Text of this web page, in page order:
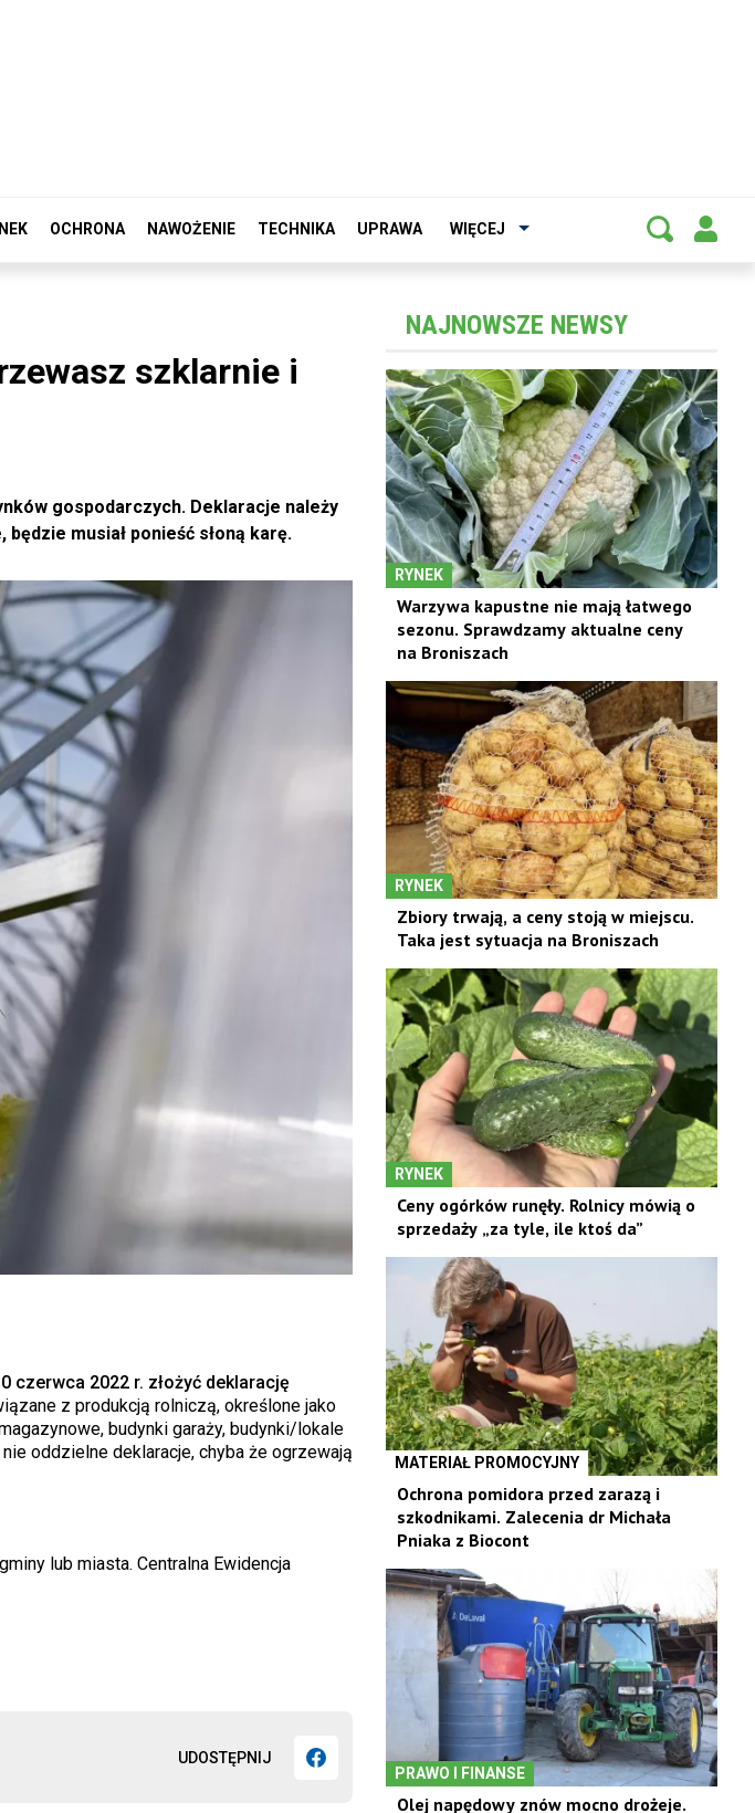
OCHRONA NAWOŻENIE TECHNIKA UPRAWA WIĘCEJ
szklarnie i
UDOSTĘPNIJ
gospodarczych. Deklaracje należy
musiał ponieść słoną karę.
czerwca 2022 r. złożyć deklarację
z produkcją rolniczą, określone jako
budynki garaży, budynki/lokale
oddzielne deklaracje, chyba że ogrzewają
lub miasta. Centralna Ewidencja
NAJNOWSZE NEWSY
RYNEK
Warzywa kapustne nie mają łatwego
sezonu. Sprawdzamy aktualne ceny
na Broniszach
RYNEK
Zbiory trwają, a ceny stoją w miejscu.
Taka jest sytuacja na Broniszach
RYNEK
Ceny ogórków runęły. Rolnicy mówią o
sprzedaży „za tyle, ile ktoś da”
MATERIAŁ PROMOCYJNY
Ochrona pomidora przed zarazą i
szkodnikami. Zalecenia dr Michała
Pniaka z Biocont
PRAWO I FINANSE
Olej napędowy znów mocno drożeje.